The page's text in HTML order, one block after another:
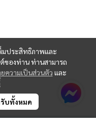
มประสิทธิภาพและ
ของท่าน ท่านสามารถ
ความเป็นส่วนตัว และ
บทั้งหมด